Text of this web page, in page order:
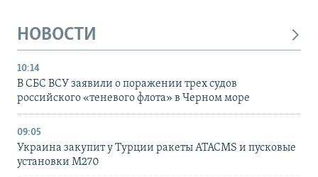
НОВОСТИ
10:14
В СБС ВСУ заявили о поражении трех судов
российского «теневого флота» в Черном море
09:05
Украина закупит у Турции ракеты ATACMS и пусковые
установки M270